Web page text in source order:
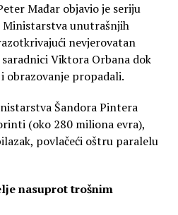
Mađar objavio je seriju
unutrašnjih
nevjerovatan
Viktora Orbana dok
obrazovanje propadali.
Šandora Pintera
(oko 280 miliona evra),
povlačeći oštru paralelu
nasuprot trošnim